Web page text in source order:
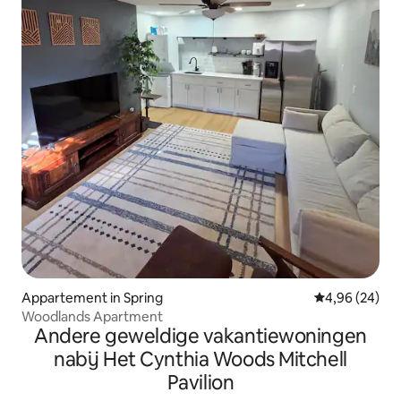
Appartement in Spring Gemiddelde
4,96 (24)
Woodlands Apartment
Andere geweldige vakantiewoningen
nabij Het Cynthia Woods Mitchell
Pavilion